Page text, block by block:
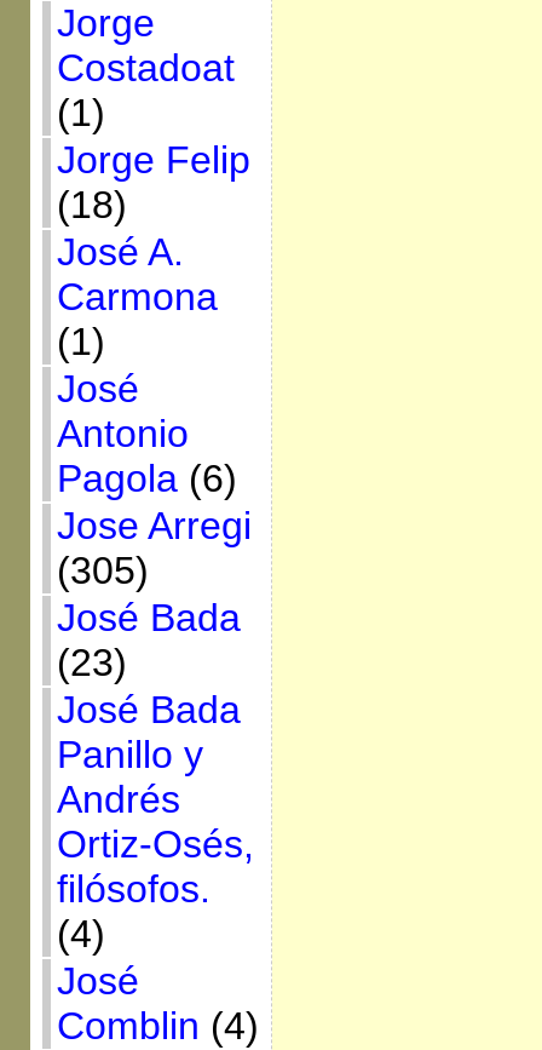
Jorge
Costadoat
(1)
Jorge Felip
(18)
José A.
Carmona
(1)
José
Antonio
Pagola(6)
Jose Arregi
(305)
José Bada
(23)
José Bada
Panillo y
Andrés
Ortiz-Osés,
filósofos.
(4)
José
Comblin (4)